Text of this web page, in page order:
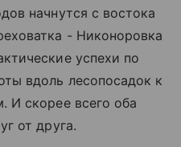
начнутся с востока
- Никоноровка
успехи по
вдоль лесопосадок к
И скорее всего оба
от друга.